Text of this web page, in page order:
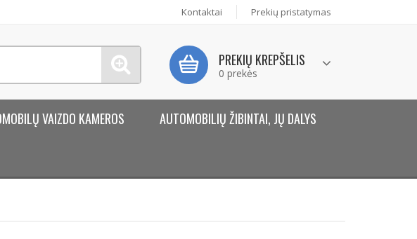
Kontaktai Prekių pristatymas
PREKIŲ KREPŠELIS
0 prekės
VAIZDO KAMEROS AUTOMOBILIŲ ŽIBINTAI, JŲ DALYS